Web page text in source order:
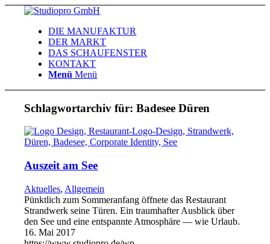
DIE MANUFAKTUR
DER MARKT
DAS SCHAUFENSTER
KONTAKT
Menü Menü
Schlagwortarchiv für:Badesee Düren
Auszeit am See
Aktuelles, Allgemein
Pünktlich zum Sommeranfang öffnete das Restaurant
Strandwerk seine Türen. Ein traumhafter Ausblick über
den See und eine entspannte Atmosphäre — wie Urlaub.
16. Mai 2017